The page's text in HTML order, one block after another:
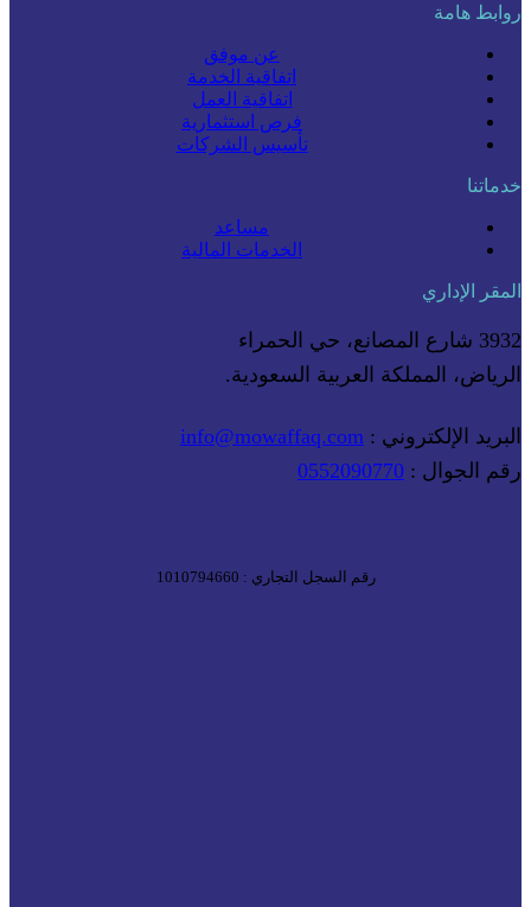
روابط هامة
عن موفق
اتفاقية الخدمة
اتفاقية العمل
فرص استثمارية
تأسيس الشركات
خدماتنا
مساعد
الخدمات المالية
المقر الإداري
3932 شارع المصانع، حي الحمراء
الرياض، المملكة العربية السعودية.
البريد الإلكتروني : info@mowaffaq.com
رقم الجوال : 0552090770
رقم السجل التجاري : 1010794660